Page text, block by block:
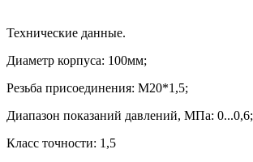
Технические данные.
Диаметр корпуса: 100мм;
Резьба присоединения: М20*1,5;
Диапазон показаний давлений, МПа: 0...0,6;
Класс точности: 1,5